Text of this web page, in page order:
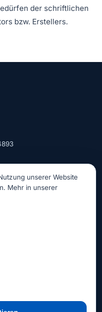
der schriftlichen
bzw. Erstellers.
unserer Website
Mehr in unserer